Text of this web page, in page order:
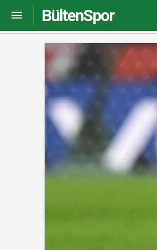
BültenSpor
Nusret sahaya indi, sosyal